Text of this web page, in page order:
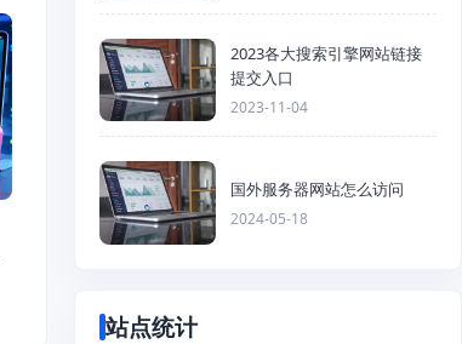
2023各大搜索引擎网站链接
提交入口
2023-11-04
国外服务器网站怎么访问
2024-05-18
站点统计